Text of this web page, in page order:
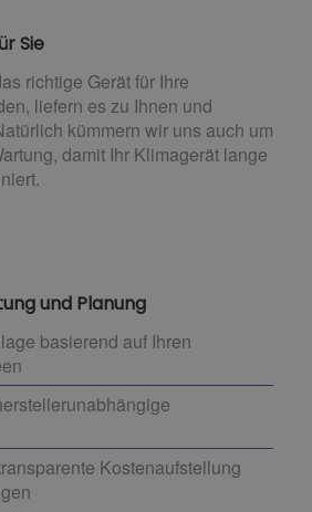
Sie
richtige Gerät für Ihre
liefern es zu Ihnen und
kümmern wir uns auch um
damit Ihr Klimagerät lange
und Planung
basierend auf Ihren
Kostenaufstellung